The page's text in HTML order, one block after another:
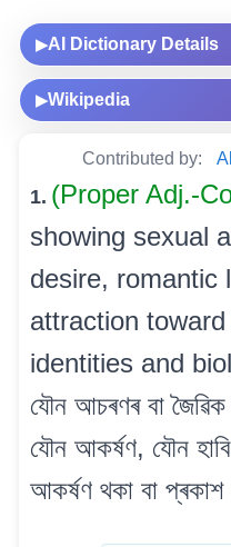
▶AI Dictionary Details
▶Wikipedia
Contributed by:
1. (Proper Adj.-
showing sexual
desire, romantic
attraction
identities and
যৌন আচৰণৰ বা জৈৱিক
যৌন আকৰ্ষণ, যৌন
আকৰ্ষণ থকা বা প্ৰকাশ